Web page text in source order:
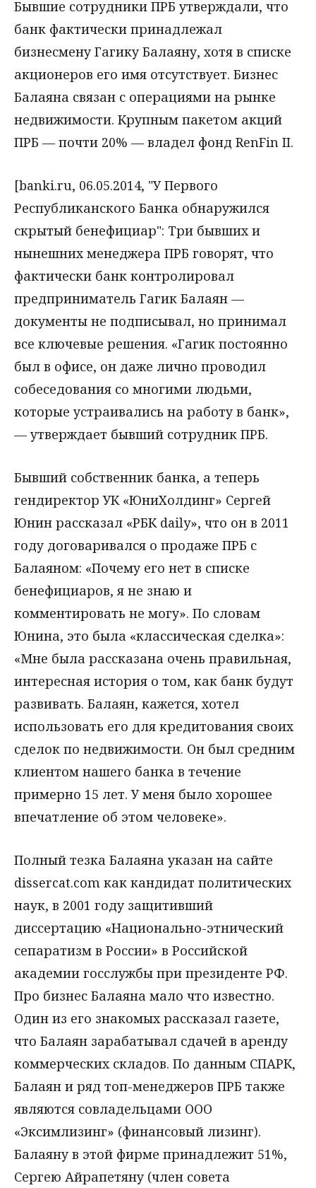
Бывшие сотрудники ПРБ утверждали, что
банк фактически принадлежал
бизнесмену Гагику Балаяну, хотя в списке
акционеров его имя отсутствует. Бизнес
Балаяна связан с операциями на рынке
недвижимости. Крупным пакетом акций
ПРБ — почти 20% — владел фонд RenFin II.
[banki.ru, 06.05.2014, "У Первого
Республиканского Банка обнаружился
скрытый бенефициар": Три бывших и
нынешних менеджера ПРБ говорят, что
фактически банк контролировал
предприниматель Гагик Балаян —
документы не подписывал, но принимал
все ключевые решения. «Гагик постоянно
был в офисе, он даже лично проводил
собеседования со многими людьми,
которые устраивались на работу в банк»,
— утверждает бывший сотрудник ПРБ.
Бывший собственник банка, а теперь
гендиректор УК «ЮниХолдинг» Сергей
Юнин рассказал «РБК daily», что он в 2011
году договаривался о продаже ПРБ с
Балаяном: «Почему его нет в списке
бенефициаров, я не знаю и
комментировать не могу». По словам
Юнина, это была «классическая сделка»:
«Мне была рассказана очень правильная,
интересная история о том, как банк будут
развивать. Балаян, кажется, хотел
использовать его для кредитования своих
сделок по недвижимости. Он был средним
клиентом нашего банка в течение
примерно 15 лет. У меня было хорошее
впечатление об этом человеке».
Полный тезка Балаяна указан на сайте
dissercat.com как кандидат политических
наук, в 2001 году защитивший
диссертацию «Национально-этнический
сепаратизм в России» в Российской
академии госслужбы при президенте РФ.
Про бизнес Балаяна мало что известно.
Один из его знакомых рассказал газете,
что Балаян зарабатывал сдачей в аренду
коммерческих складов. По данным СПАРК,
Балаян и ряд топ-менеджеров ПРБ также
являются совладельцами ООО
«Эксимлизинг» (финансовый лизинг).
Балаяну в этой фирме принадлежит 51%,
Сергею Айрапетяну (член совета